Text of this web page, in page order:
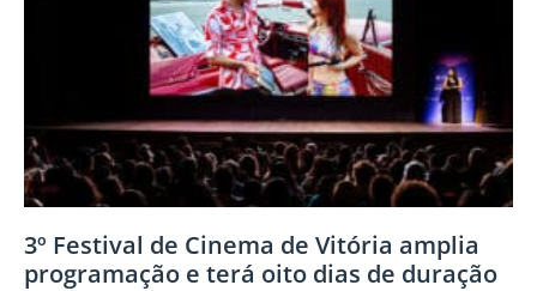
3º Festival de Cinema de Vitória amplia
programação e terá oito dias de duração